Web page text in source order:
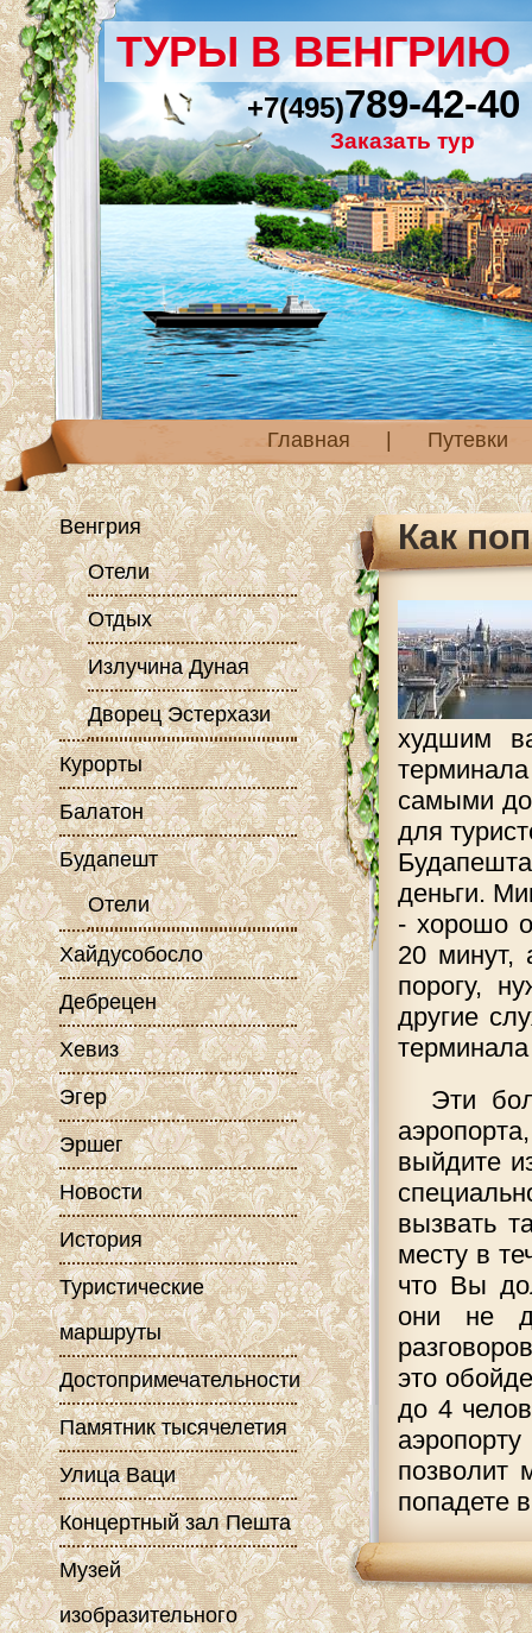
ТУРЫ В ВЕНГРИЮ
+7(495)789-42-40
Заказать тур
Главная Путевки
Как
худшим
самыми
для
деньги.
- хорошо
20 минут,
порогу,
другие
терминала
Эти
выйдите
вызвать
месту в
что Вы
они не
это
до 4
позволит
попадете
Венгрия
Отели
Отдых
Излучина Дуная
Дворец Эстерхази
Курорты
Балатон
Будапешт
Отели
Хайдусобосло
Дебрецен
Хевиз
Эгер
Эршег
Новости
История
Туристические
маршруты
Достопримечательности
Памятник тысячелетия
Улица Ваци
Концертный зал Пешта
Музей
изобразительного